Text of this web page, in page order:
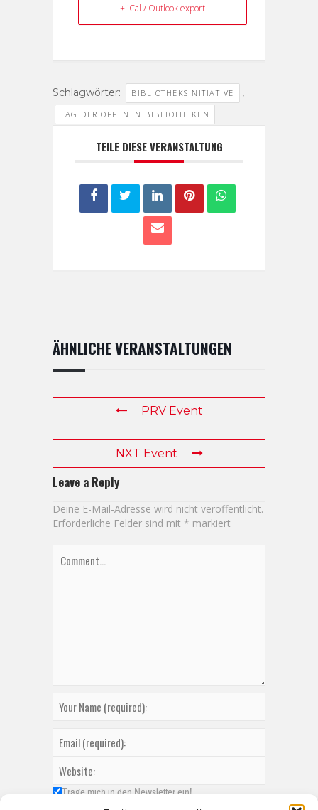
+ iCal / Outlook export
Schlagwörter: BIBLIOTHEKSINITIATIVE ,
TAG DER OFFENEN BIBLIOTHEKEN
TEILE DIESE VERANSTALTUNG
ÄHNLICHE VERANSTALTUNGEN
PRV Event
NXT Event
Leave a Reply
Deine E-Mail-Adresse wird nicht veröffentlicht.
Erforderliche Felder sind mit * markiert
Trage mich in den Newsletter ein!